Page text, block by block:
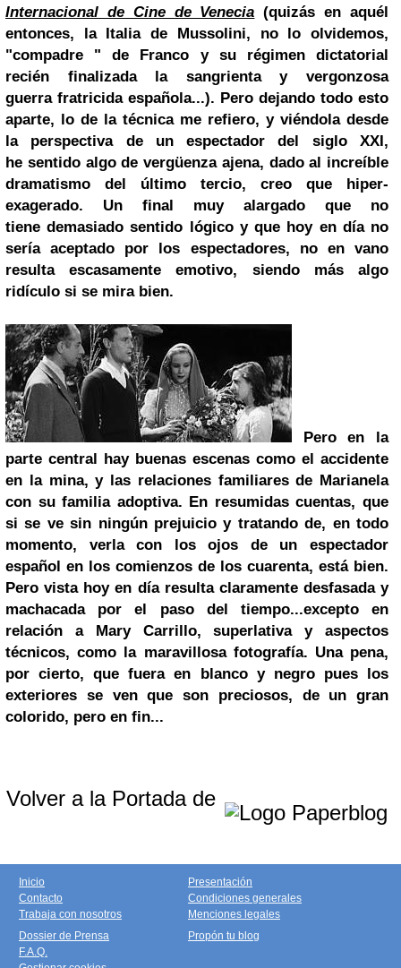
Internacional de Cine de Venecia (quizás en aquél
entonces, la Italia de Mussolini, no lo olvidemos,
"compadre " de Franco y su régimen dictatorial
recién finalizada la sangrienta y vergonzosa
guerra fratricida española...). Pero dejando todo esto
aparte, lo de la técnica me refiero, y viéndola desde
la perspectiva de un espectador del siglo XXI,
he sentido algo de vergüenza ajena, dado al increíble
dramatismo del último tercio, creo que hiper-
exagerado. Un final muy alargado que no
tiene demasiado sentido lógico y que hoy en día no
sería aceptado por los espectadores, no en vano
resulta escasamente emotivo, siendo más algo
ridículo si se mira bien.
Pero en la
parte central hay buenas escenas como el accidente
en la mina, y las relaciones familiares de Marianela
con su familia adoptiva. En resumidas cuentas, que
si se ve sin ningún prejuicio y tratando de, en todo
momento, verla con los ojos de un espectador
español en los comienzos de los cuarenta, está bien.
Pero vista hoy en día resulta claramente desfasada y
machacada por el paso del tiempo...excepto en
relación a Mary Carrillo, superlativa y aspectos
técnicos, como la maravillosa fotografía. Una pena,
por cierto, que fuera en blanco y negro pues los
exteriores se ven que son preciosos, de un gran
colorido, pero en fin...
Volver a la Portada de
Inicio
Contacto
Trabaja con nosotros
Presentación
Condiciones generales
Menciones legales
Dossier de Prensa
F.A.Q.
Propón tu blog